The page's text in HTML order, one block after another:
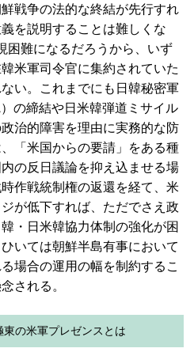
戦争の法的な終結が先行すれ
を説明することは難しくな
困難になるだろうから、いず
米軍司令官に集約されていた
い。これまでにも日韓秘密軍
の締結や日米韓弾道ミサイル
治的障害を理由に実務的な防
「米国からの要請」をある種
の反日議論を抑え込ませる場
作戦統制権の返還を経て、米
が低下すれば、ただでさえ政
・日米韓協力体制の強化が困
いては朝鮮半島有事において
場合の運用の幅を制約するこ
される。
の米軍プレゼンスとは